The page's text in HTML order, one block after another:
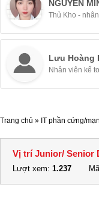
NGUYỄN
Thủ Kho -
Lưu Hoàng
Nhân viên kế
Trang chủ » IT phần cứng/
Vị trí Junior/ Senior
Lượt xem: 1.237